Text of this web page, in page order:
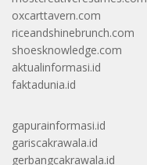
oxcarttavern.com
riceandshinebrunch.com
shoesknowledge.com
aktualinformasi.id
faktadunia.id
gapurainformasi.id
gariscakrawala.id
gerbangcakrawala.id